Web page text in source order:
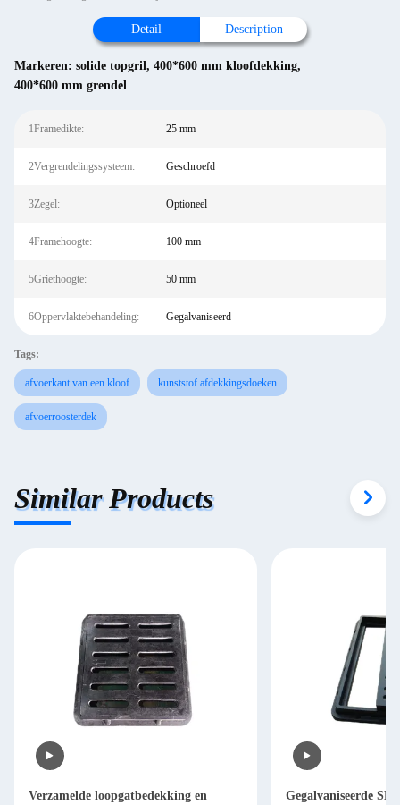
Detail Description
Markeren: solide topgril, 400*600 mm kloofdekking,
400*600 mm grendel
1Framedikte: 25 mm
2Vergrendelingssysteem: Geschroefd
3Zegel: Optioneel
4Framehoogte: 100 mm
5Griethoogte: 50 mm
6Oppervlaktebehandeling: Gegalvaniseerd
Tags:
afvoerkant van een kloof kunststof afdekkingsdoeken
afvoerroosterdek
Similar Products
Verzamelde loopgatbedekking en
Gegalvaniseerde